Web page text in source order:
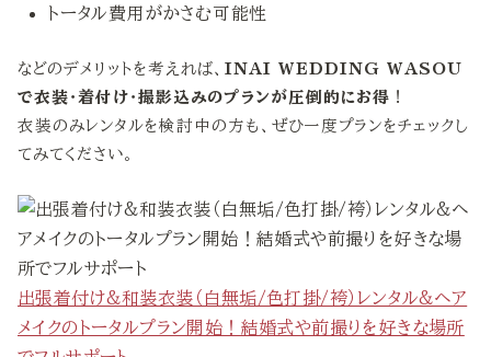
トータル費用がかさむ可能性
などのデメリットを考えれば、 INAI WEDDING WASOU
で衣装・着付け・撮影込みのプランが圧倒的にお得 ！
衣装のみレンタルを検討中の方も、ぜひ一度プランをチェックし
てみてください。
出張着付け&和装衣装（白無垢/色打掛/袴）レンタル&ヘア
メイクのトータルプラン開始！結婚式や前撮りを好きな場所